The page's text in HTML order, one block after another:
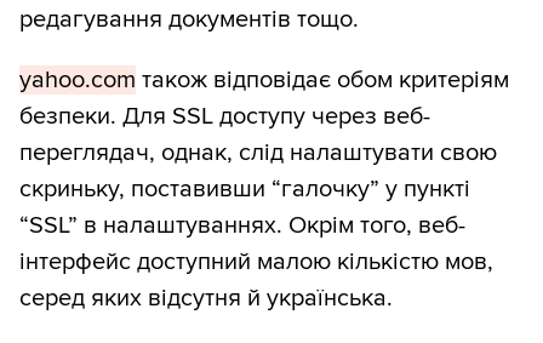
редагування документів тощо.
yahoo.com також відповідає обом критеріям
безпеки. Для SSL доступу через веб-
переглядач, однак, слід налаштувати свою
скриньку, поставивши “галочку” у пункті
“SSL” в налаштуваннях. Окрім того, веб-
інтерфейс доступний малою кількістю мов,
серед яких відсутня й українська.